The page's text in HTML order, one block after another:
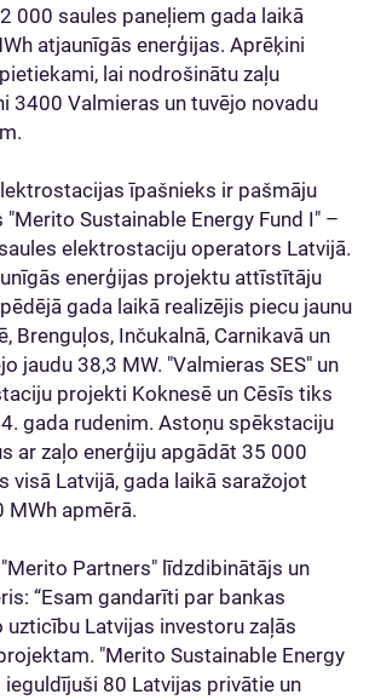
000 saules paneļiem gada laikā
atjaunīgās enerģijas. Aprēķini
lai nodrošinātu zaļu
3400 Valmieras un tuvējo novadu
īpašnieks ir pašmāju
Sustainable Energy Fund I" –
elektrostaciju operators Latvijā.
enerģijas projektu attīstītāju
gada laikā realizējis piecu jaunu
Brenguļos, Inčukalnā, Carnikavā un
jaudu 38,3 MW. "Valmieras SES" un
projekti Koknesē un Cēsīs tiks
gada rudenim. Astoņu spēkstaciju
ar zaļo enerģiju apgādāt 35 000
visā Latvijā, gada laikā saražojot
apmērā.
"Merito Partners" līdzdibinātājs un
“Esam gandarīti par bankas
uzticību Latvijas investoru zaļās
"Merito Sustainable Energy
ieguldījuši 80 Latvijas privātie un